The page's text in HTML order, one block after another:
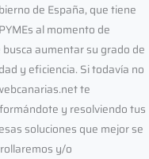
de España, que tiene
al momento de
aumentar su grado de
y eficiencia. Si todavía no
te
y resolviendo tus
soluciones que mejor se
y/o